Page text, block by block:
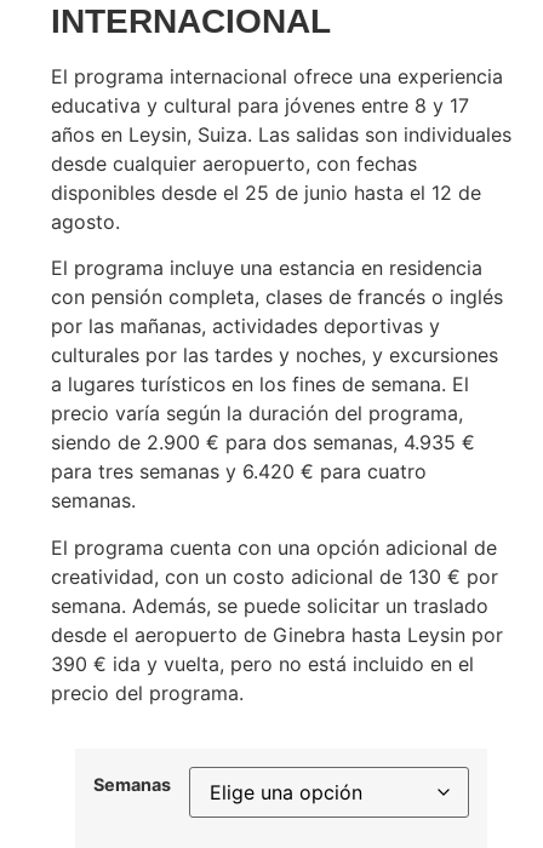
INTERNACIONAL
El programa internacional ofrece una experiencia
educativa y cultural para jóvenes entre 8 y 17
años en Leysin, Suiza. Las salidas son individuales
desde cualquier aeropuerto, con fechas
disponibles desde el 25 de junio hasta el 12 de
agosto.
El programa incluye una estancia en residencia
con pensión completa, clases de francés o inglés
por las mañanas, actividades deportivas y
culturales por las tardes y noches, y excursiones
a lugares turísticos en los fines de semana. El
precio varía según la duración del programa,
siendo de 2.900 € para dos semanas, 4.935 €
para tres semanas y 6.420 € para cuatro
semanas.
El programa cuenta con una opción adicional de
creatividad, con un costo adicional de 130 € por
semana. Además, se puede solicitar un traslado
desde el aeropuerto de Ginebra hasta Leysin por
390 € ida y vuelta, pero no está incluido en el
precio del programa.
Semanas